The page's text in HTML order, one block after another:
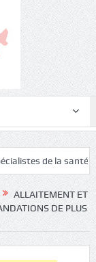
la santé et sécurité
ALLAITEMENT ET
DE PLUS